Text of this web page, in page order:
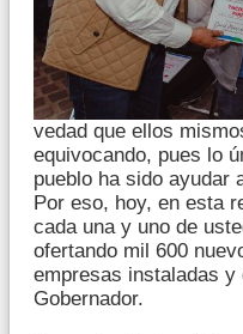
vedad que ellos
equivocando, pues lo
pueblo ha sido ayudar
Por eso, hoy, en esta
cada una y uno de
ofertando mil 600
empresas instaladas y
Gobernador.